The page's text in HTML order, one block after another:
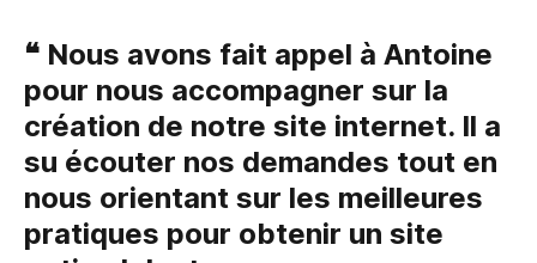
❝ Nous avons fait appel à Antoine
pour nous accompagner sur la
création de notre site internet. Il a
su écouter nos demandes tout en
nous orientant sur les meilleures
pratiques pour obtenir un site